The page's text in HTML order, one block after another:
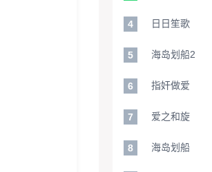
4 日日笙歌
5 海岛划船2
6 指奸做爱
7 爱之和旋
8 海岛划船